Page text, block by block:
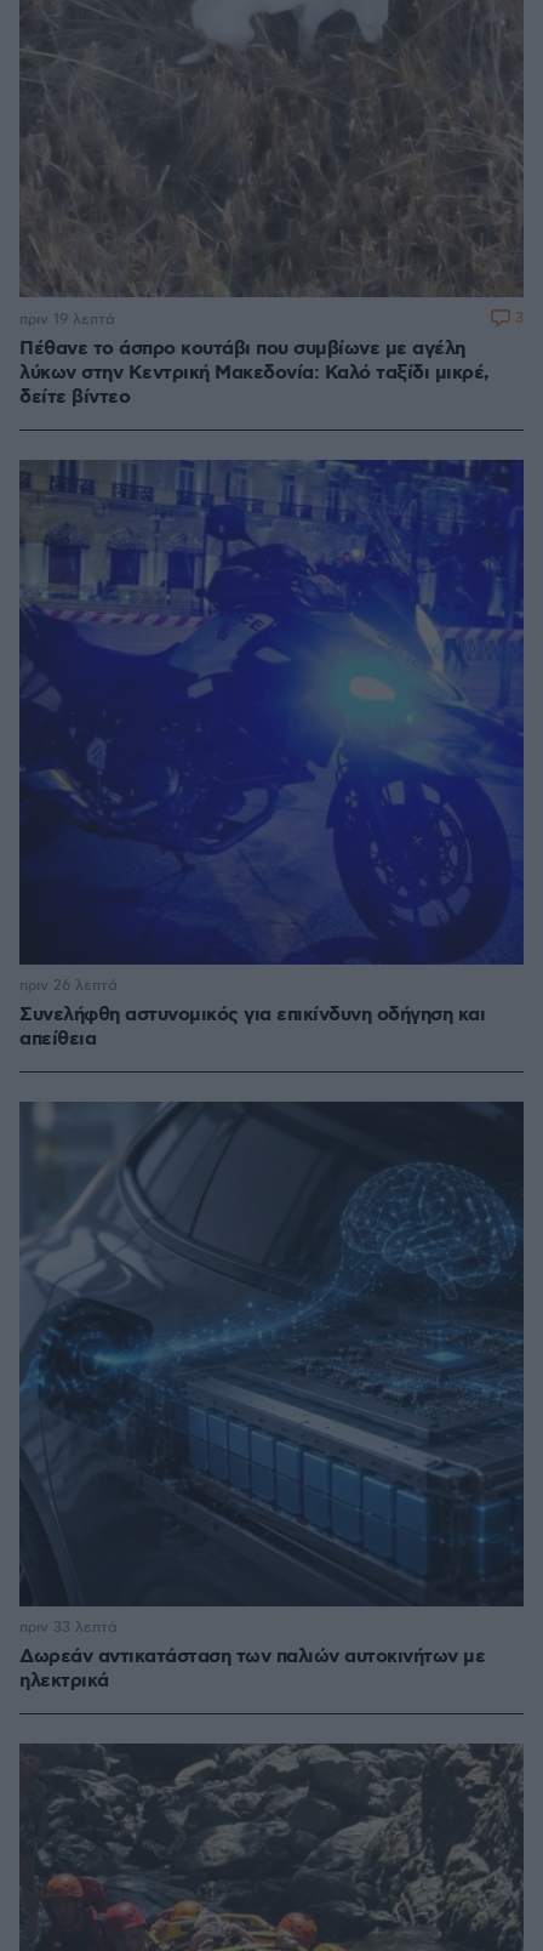
Πέθανε το άσπρο κουτάβι που συμβίωνε με αγέλη
λύκων στην Κεντρική Μακεδονία: Καλό ταξίδι μικρέ,
δείτε βίντεο
πριν 19 λεπτά 3
Συνελήφθη αστυνομικός για επικίνδυνη οδήγηση και
απείθεια
πριν 26 λεπτά
Δωρεάν αντικατάσταση των παλιών αυτοκινήτων με
ηλεκτρικά
πριν 33 λεπτά